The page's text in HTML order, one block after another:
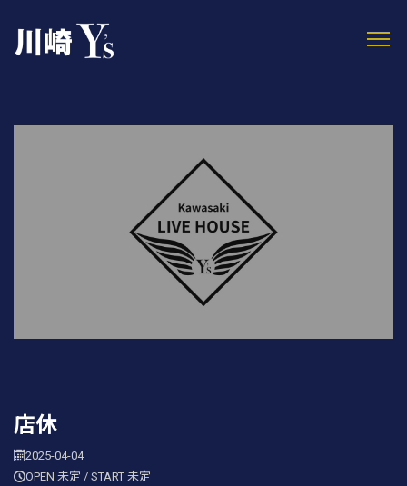
店休
2025-04-04
OPEN 未定 / START 未定